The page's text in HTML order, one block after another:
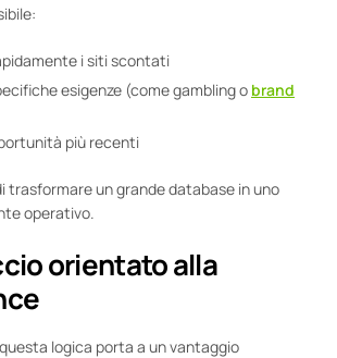
i siti scontati
esigenze (come gambling o brand
più recenti
trasformare un grande database in uno
operativo.
orientato alla
logica porta a un vantaggio